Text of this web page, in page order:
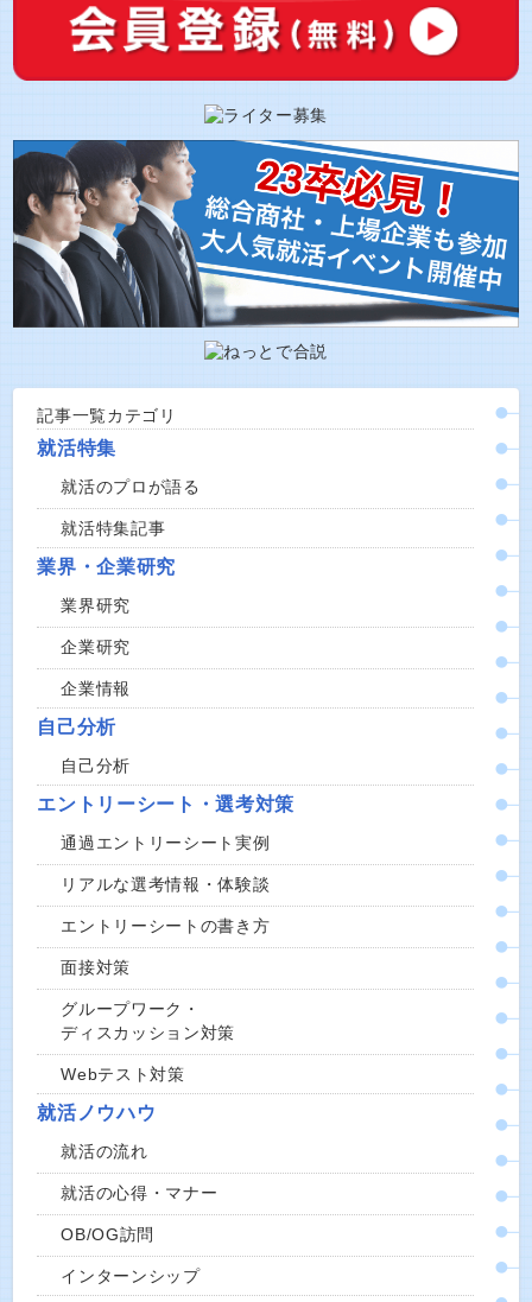
記事一覧カテゴリ
就活特集
就活のプロが語る
就活特集記事
業界・企業研究
業界研究
企業研究
企業情報
自己分析
自己分析
エントリーシート・選考対策
通過エントリーシート実例
リアルな選考情報・体験談
エントリーシートの書き方
面接対策
グループワーク・
ディスカッション対策
Webテスト対策
就活ノウハウ
就活の流れ
就活の心得・マナー
OB/OG訪問
インターンシップ